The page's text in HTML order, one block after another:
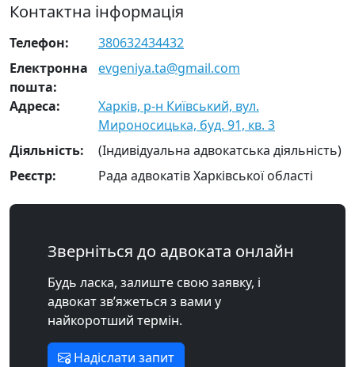
Контактна інформація
Телефон:
380632434432
Електронна
пошта:
evgeniya.ta@gmail.com
Адреса:
Харків, р-н Київський, вул.
Мироносицька, буд. 91, кв. 3
Діяльність:
(Індивідуальна адвокатська діяльність)
Реєстр:
Рада адвокатів Харківської області
Зверніться до адвоката онлайн
Будь ласка, залиште свою заявку, і
адвокат зв’яжеться з вами у
найкоротший термін.
Надіслати запит